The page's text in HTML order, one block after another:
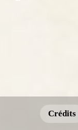
Crédits